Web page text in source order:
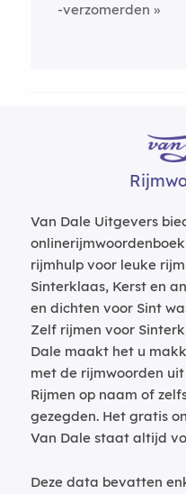
-verzomerden
Van Dale Uitgevers
rijmhulp voor leuke
Sinterklaas, Kerst en
en dichten voor Sint
Zelf rijmen voor
Dale maakt het u
met de rijmwoorden
Rijmen op naam of
gezegden. Het gratis
Van Dale staat altijd
Deze data bevatten